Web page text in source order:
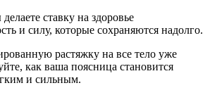
ставку на здоровье
и силу, которые сохраняются надолго.
растяжку на все тело уже
как ваша поясница становится
и сильным.